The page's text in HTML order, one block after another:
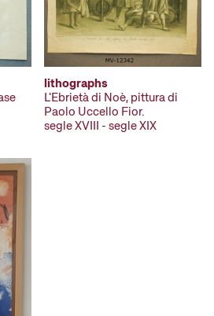
lithographs
L'Ebrietà di Noè, pittura di
Paolo Uccello Fior.
segle XVIII - segle XIX